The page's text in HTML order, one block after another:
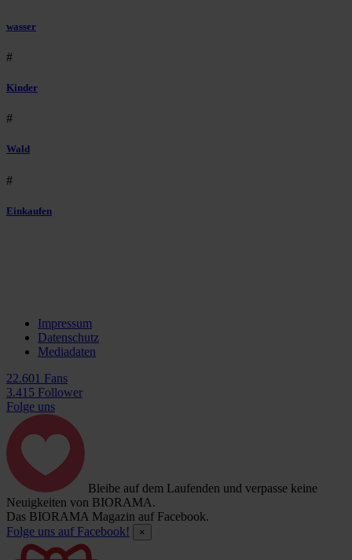
wasser
#
Kinder
#
Wald
#
Einkaufen
Impressum
Datenschutz
Mediadaten
22.601 Fans
3.415 Follower
Folge uns
Bleibe auf dem Laufenden und verpasse keine
Neuigkeiten von BIORAMA.
Das BIORAMA Magazin auf Facebook.
Folge uns auf Facebook!
×